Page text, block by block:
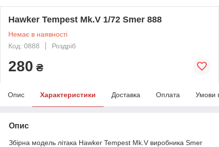
Hawker Tempest Mk.V 1/72 Smer 888
Немає в наявності
Код: 0888
Роздріб
280 ₴
Опис Характеристики Доставка Оплата Умови
Опис
Збірна модель літака Hawker Tempest Mk.V виробника Smer